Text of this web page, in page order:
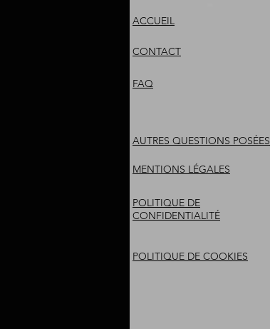
ACCUEIL
CONTACT
FAQ
AUTRES QUESTIONS POSÉES
MENTIONS LÉGALES
POLITIQUE DE
CONFIDENTIALITÉ
POLITIQUE DE COOKIES